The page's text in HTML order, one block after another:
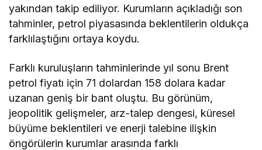
yakından takip ediliyor. Kurumların açıkladığı son
tahminler, petrol piyasasında beklentilerin oldukça
farklılaştığını ortaya koydu.
Farklı kuruluşların tahminlerinde yıl sonu Brent
petrol fiyatı için 71 dolardan 158 dolara kadar
uzanan geniş bir bant oluştu. Bu görünüm,
jeopolitik gelişmeler, arz-talep dengesi, küresel
büyüme beklentileri ve enerji talebine ilişkin
öngörülerin kurumlar arasında farklı